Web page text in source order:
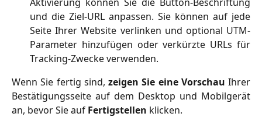
und die Ziel-URL anpassen. Sie können auf jede
Seite Ihrer Website verlinken und optional UTM-
Parameter hinzufügen oder verkürzte URLs für
Tracking-Zwecke verwenden.
Wenn Sie fertig sind, zeigen Sie eine Vorschau Ihrer
Bestätigungsseite auf dem Desktop und Mobilgerät
an, bevor Sie auf Fertigstellen klicken.